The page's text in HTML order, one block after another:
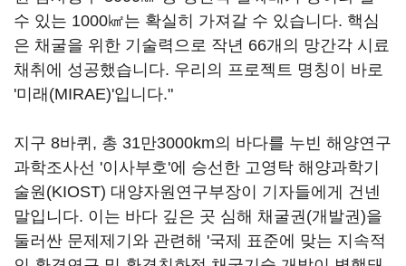
수 있는 1000㎢는 확실히 가져갈 수 있습니다. 핵심
은 채굴을 위한 기술력으로 작년 66개의 망간각 시료
채취에 성공했습니다. 우리의 프로젝트 명칭이 바로
'미래(MIRAE)'입니다."
지구 8바퀴, 총 31만3000km의 바다를 누빈 해양연구
과학조사선 '이사부호'에 승선한 고영탁 해양과학기
술원(KIOST) 대양자원연구부장이 기자들에게 건넨
말입니다. 이는 바다 깊은 곳 심해 채굴권(개발권)을
둘러싼 문제제기와 관련해 '국제 표준에 맞는 지속적